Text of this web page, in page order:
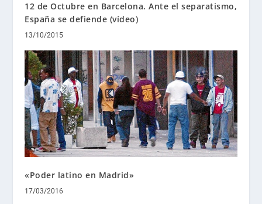
12 de Octubre en Barcelona. Ante el separatismo,
España se defiende (vídeo)
13/10/2015
«Poder latino en Madrid»
17/03/2016